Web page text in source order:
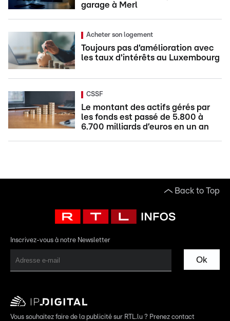
garage à Merl
Acheter son logement
Toujours pas d'amélioration avec
les taux d'intérêts au Luxembourg
CSSF
Le montant des actifs gérés par
les fonds est passé de 5.800 à
6.700 milliards d’euros en un an
Back to Top
Inscrivez-vous à notre Newsletter
Ok
Vous souhaitez faire de la publicité sur RTL.lu ? Prenez contact